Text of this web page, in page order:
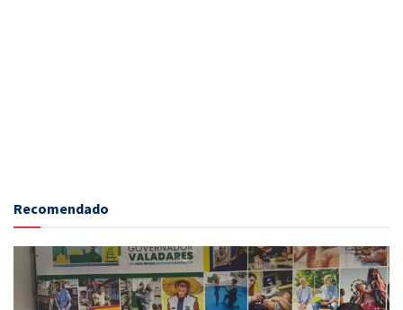
Recomendado